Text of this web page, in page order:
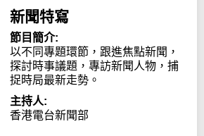
新聞特寫
節目簡介:
以不同專題環節，跟進焦點新聞，
探討時事議題，專訪新聞人物，捕
捉時局最新走勢。
主持人:
香港電台新聞部